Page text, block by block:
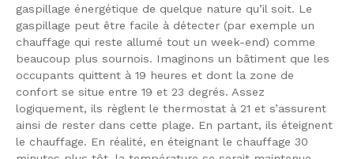
gaspillage énergétique de quelque nature qu’il soit. Le
gaspillage peut être facile à détecter (par exemple un
chauffage qui reste allumé tout un week-end) comme
beaucoup plus sournois. Imaginons un bâtiment que les
occupants quittent à 19 heures et dont la zone de
confort se situe entre 19 et 23 degrés. Assez
logiquement, ils règlent le thermostat à 21 et s’assurent
ainsi de rester dans cette plage. En partant, ils éteignent
le chauffage. En réalité, en éteignant le chauffage 30